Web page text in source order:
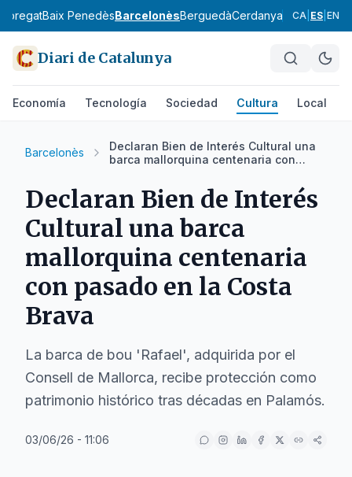
Baix PenedèsBarcelonèsBerguedàCerdanya Conca de
CA ES EN
Diari de Catalunya
Economía Tecnología Sociedad Cultura Local
Barcelonès
Declaran Bien de Interés Cultural una
barca mallorquina centenaria con
Declaran Bien de Interés
Cultural una barca
mallorquina centenaria
con pasado en la Costa
Brava
La barca de bou 'Rafael', adquirida por el
Consell de Mallorca, recibe protección como
patrimonio histórico tras décadas en Palamós.
03/06/26 - 11:06